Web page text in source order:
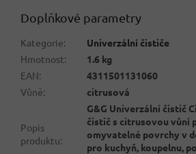
Doplňkové parametry
Kategorie:
Univerzální čističe
Hmotnost:
1.6 kg
EAN:
4311501131060
Vůně: citrusová
Popis
produktu:
G&G Univerzální čistič
čistič s citrusovou vůní
omyvatelné povrchy v
pro kuchyň, koupelnu,